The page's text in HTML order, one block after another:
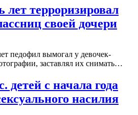
лет терроризировал
своей дочери
педофил вымогал у девочек-
заставлял их снимать…
с начала года
насилия